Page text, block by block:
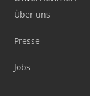
Haas Vf-6/40
Über uns
Presse
Jobs